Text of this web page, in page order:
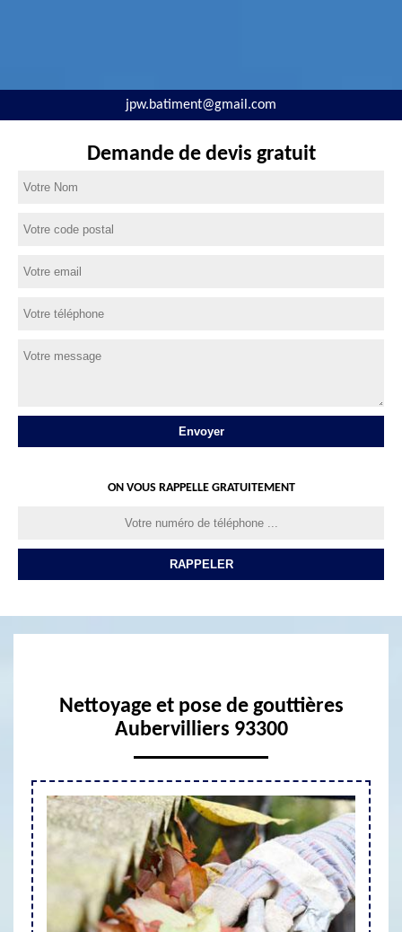
jpw.batiment@gmail.com
Demande de devis gratuit
ON VOUS RAPPELLE GRATUITEMENT
Nettoyage et pose de gouttières
Aubervilliers 93300